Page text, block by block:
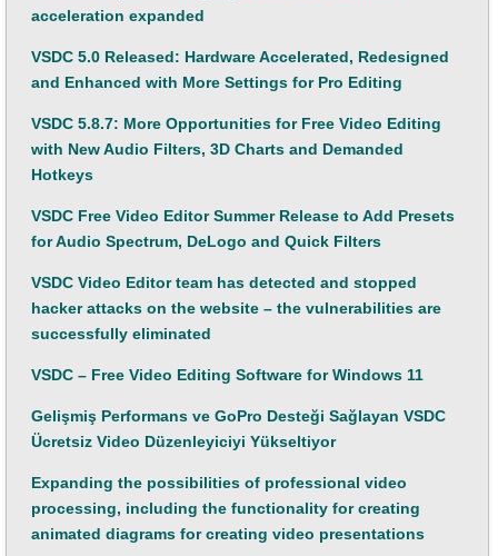
acceleration expanded
VSDC 5.0 Released: Hardware Accelerated, Redesigned
and Enhanced with More Settings for Pro Editing
VSDC 5.8.7: More Opportunities for Free Video Editing
with New Audio Filters, 3D Charts and Demanded
Hotkeys
VSDC Free Video Editor Summer Release to Add Presets
for Audio Spectrum, DeLogo and Quick Filters
VSDC Video Editor team has detected and stopped
hacker attacks on the website – the vulnerabilities are
successfully eliminated
VSDC – Free Video Editing Software for Windows 11
Gelişmiş Performans ve GoPro Desteği Sağlayan VSDC
Ücretsiz Video Düzenleyiciyi Yükseltiyor
Expanding the possibilities of professional video
processing, including the functionality for creating
animated diagrams for creating video presentations